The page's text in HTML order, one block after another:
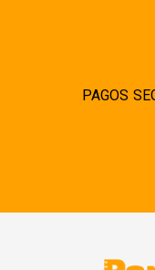
PAGOS